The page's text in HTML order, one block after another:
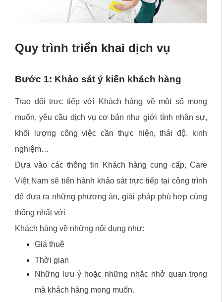
Quy trình triển khai dịch vụ
Bước 1: Khảo sát ý kiến khách hàng
Trao đổi trực tiếp với Khách hàng về một số mong
muốn, yêu cầu dịch vụ cơ bản như giới tính nhân sự,
khối lượng công việc cần thực hiện, thái độ, kinh
nghiệm…
Dựa vào các thông tin Khách hàng cung cấp, Care
Việt Nam sẽ tiến hành khảo sát trực tiếp tại công trình
để đưa ra những phương án, giải pháp phù hợp cùng
thống nhất với
Khách hàng về những nội dung như:
Giá thuê
Thời gian
Những lưu ý hoặc những nhắc nhở quan trọng
mà khách hàng mong muốn.